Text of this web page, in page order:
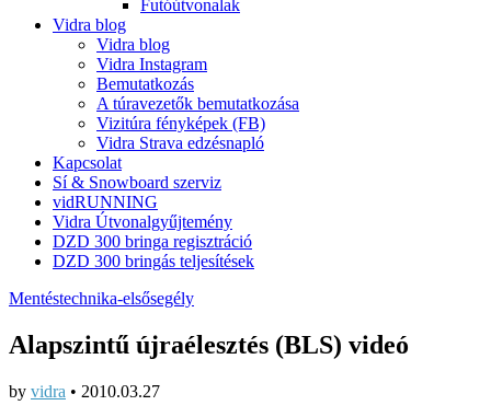
Futóútvonalak
Vidra blog
Vidra blog
Vidra Instagram
Bemutatkozás
A túravezetők bemutatkozása
Vizitúra fényképek (FB)
Vidra Strava edzésnapló
Kapcsolat
Sí & Snowboard szerviz
vidRUNNING
Vidra Útvonalgyűjtemény
DZD 300 bringa regisztráció
DZD 300 bringás teljesítések
Mentéstechnika-elsősegély
Alapszintű újraélesztés (BLS) videó
by vidra • 2010.03.27